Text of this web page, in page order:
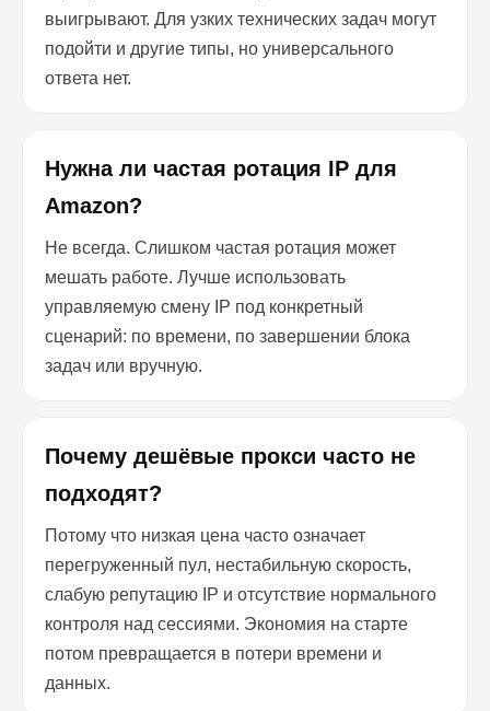
выигрывают. Для узких технических задач могут
подойти и другие типы, но универсального
ответа нет.
Нужна ли частая ротация IP для
Amazon?
Не всегда. Слишком частая ротация может
мешать работе. Лучше использовать
управляемую смену IP под конкретный
сценарий: по времени, по завершении блока
задач или вручную.
Почему дешёвые прокси часто не
подходят?
Потому что низкая цена часто означает
перегруженный пул, нестабильную скорость,
слабую репутацию IP и отсутствие нормального
контроля над сессиями. Экономия на старте
потом превращается в потери времени и
данных.